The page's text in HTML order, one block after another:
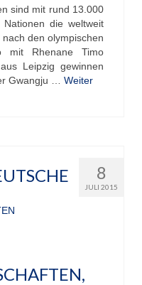
sind mit rund 13.000
die weltweit
den olympischen
mit Rhenane Timo
Leipzig gewinnen
Gwangju … Weiter
8
JULI 2015